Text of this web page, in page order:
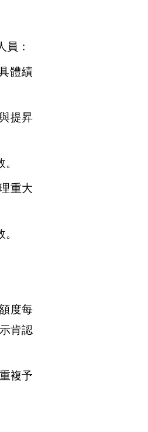
員：
體績
提昇
重大
度每
肯認
複予